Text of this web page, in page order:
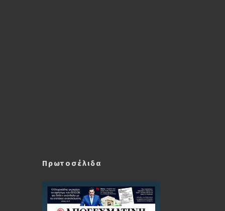
Πρωτοσέλιδα